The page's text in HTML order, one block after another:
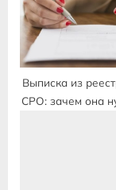
Выписка из
СРО: зачем она